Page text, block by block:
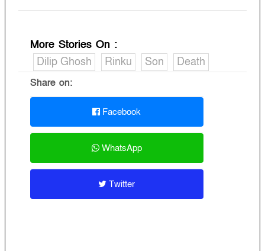
More Stories On :
Dilip Ghosh
Rinku Son Death
Share on:
Facebook
WhatsApp
Twitter